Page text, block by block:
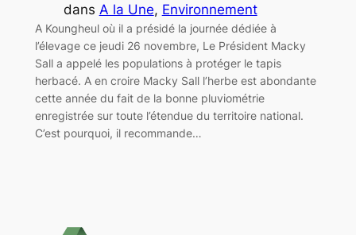
dans A la Une, Environnement
A Koungheul où il a présidé la journée dédiée à
l’élevage ce jeudi 26 novembre, Le Président Macky
Sall a appelé les populations à protéger le tapis
herbacé. A en croire Macky Sall l’herbe est abondante
cette année du fait de la bonne pluviométrie
enregistrée sur toute l’étendue du territoire national.
C’est pourquoi, il recommande…